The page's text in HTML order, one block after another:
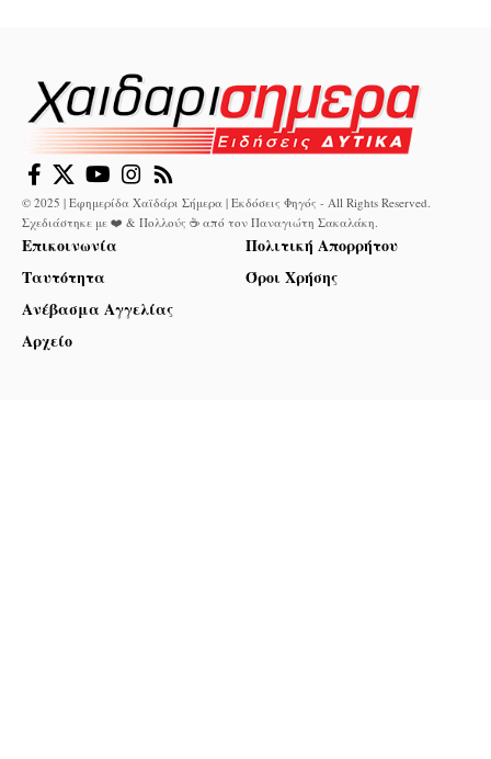
© 2025 | Εφημερίδα Χαϊδάρι Σήμερα | Εκδόσεις Φηγός - All Rights Reserved.
Σχεδιάστηκε με ❤️ & Πολλούς ☕ από τον Παναγιώτη Σακαλάκη
Επικοινωνία
Ταυτότητα
Ανέβασμα Αγγελίας
Αρχείο
Πολιτική Απορρήτου
Όροι Χρήσης